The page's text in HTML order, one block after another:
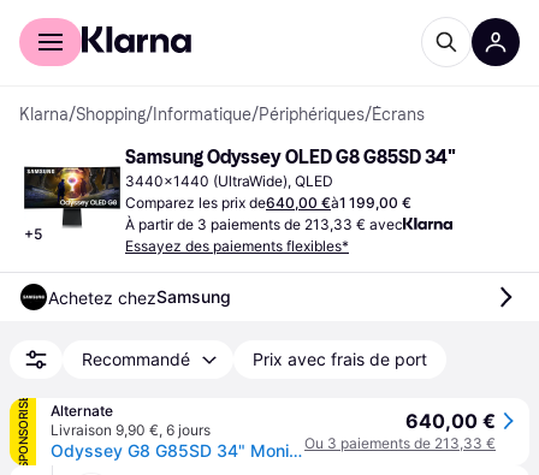
Acheter avec Klarna
Klarna/Shopping/ Informatique/Périphériques/Écrans
+5
Samsung Odyssey OLED G8 G85SD 34"
3440x1440 (UltraWide), QLED
Comparez les prix de640,00 €à1 199,00 €
À partir de 3 paiements de 213,33 € avec
Essayez des paiements flexibles*
Achetez chezSamsung
Recommandé Prix avec frais de port
SPONSORISÉ
Alternate
Livraison 9,90 €, 6 jours
Odyssey G8 G85SD 34" Moniteur UltraWide gaming incurvé
640,00 €
Ou 3 paiements de 213,33 €